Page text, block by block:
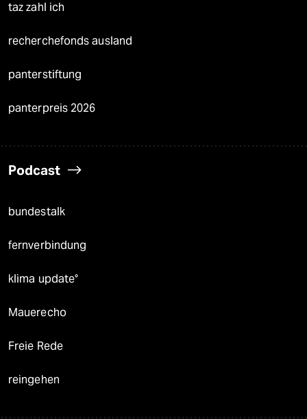
taz zahl ich
recherchefonds ausland
panterstiftung
panterpreis 2026
Podcast
bundestalk
fernverbindung
klima update°
Mauerecho
Freie Rede
reingehen